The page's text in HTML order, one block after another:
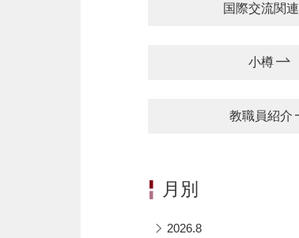
国際交流関連
小樽
教職員紹介
月別
2026.8